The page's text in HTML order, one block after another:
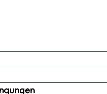
in neuem Tab
– öffnet in neuem Tab